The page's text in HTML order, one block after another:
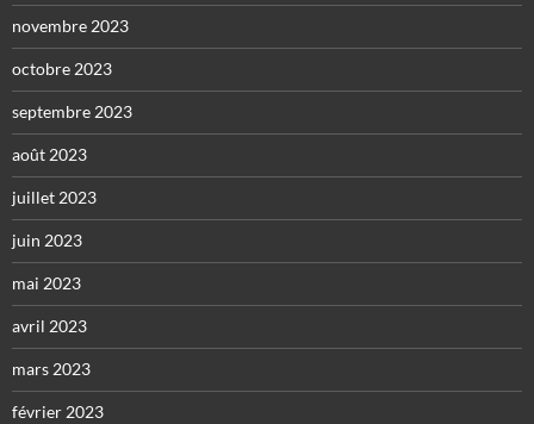
novembre 2023
octobre 2023
septembre 2023
août 2023
juillet 2023
juin 2023
mai 2023
avril 2023
mars 2023
février 2023